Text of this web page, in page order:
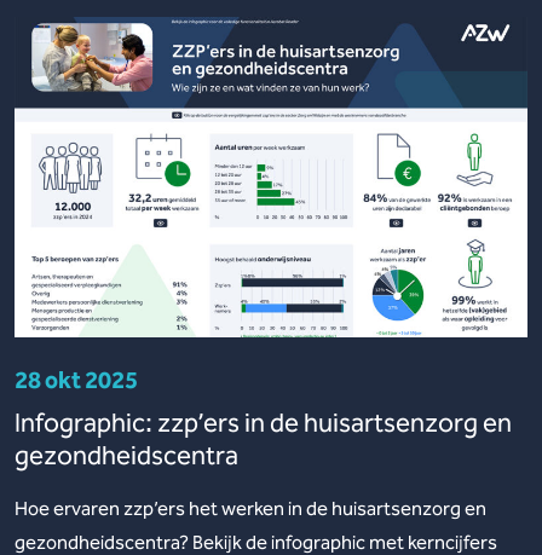
28 okt 2025
Infographic: zzp’ers in de huisartsenzorg en
gezondheidscentra
Hoe ervaren zzp’ers het werken in de huisartsenzorg en
gezondheidscentra? Bekijk de infographic met kerncijfers